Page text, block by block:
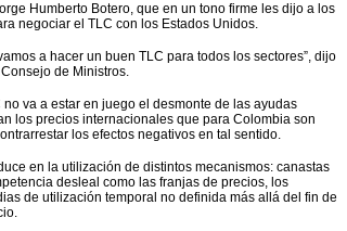
Humberto Botero, que en un tono firme les dijo a los
negociar el TLC con los Estados Unidos.
a hacer un buen TLC para todos los sectores”, dijo
de Ministros.
va a estar en juego el desmonte de las ayudas
los precios internacionales que para Colombia son
los efectos negativos en tal sentido.
en la utilización de distintos mecanismos: canastas
desleal como las franjas de precios, los
de utilización temporal no definida más allá del fin de